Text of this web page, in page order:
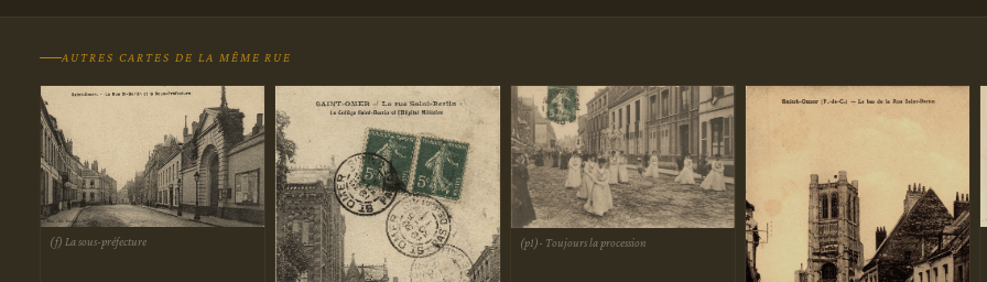
AUTRES CARTES DE LA MÊME RUE
(f) La sous-préfecture (p1)- Toujours la procession